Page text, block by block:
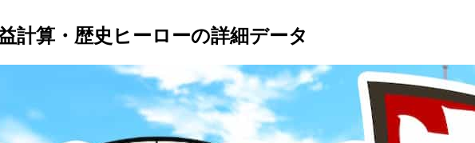
計算・歴史ヒーローの詳細データ